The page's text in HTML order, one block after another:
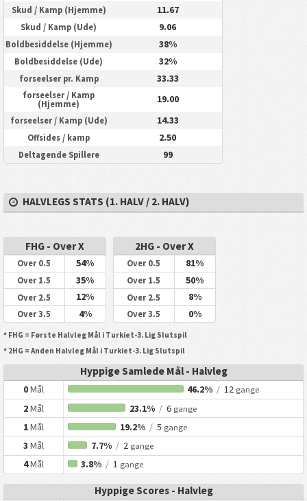
Skud / Kamp (Hjemme) 11.67
Skud / Kamp (Ude) 9.06
Boldbesiddelse (Hjemme) 38%
Boldbesiddelse (Ude) 32%
forseelser pr. Kamp 33.33
forseelser / Kamp
(Hjemme)
19.00
forseelser / Kamp (Ude) 14.33
Offsides / kamp 2.50
Deltagende Spillere 99
HALVLEGS STATS (1. HALV / 2. HALV)
FHG - Over X
Over 0.5 54%
Over 1.5 35%
Over 2.5 12%
Over 3.5 4%
2HG - Over X
Over 0.5 81%
Over 1.5 50%
Over 2.5 8%
Over 3.5 0%
* FHG = Første Halvleg Mål i Turkiet-3. Lig Slutspil
* 2HG = Anden Halvleg Mål i Turkiet-3. Lig Slutspil
Hyppige Samlede Mål - Halvleg
0Mål 46.2% / 12 gange
2Mål 23.1% /6 gange
1Mål 19.2% /5 gange
3Mål 7.7% /2 gange
4Mål 3.8% / 1 gange
Hyppige Scores - Halvleg